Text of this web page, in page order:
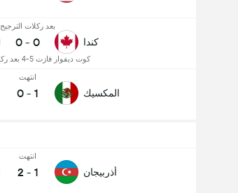
كندا
بعد ركلات الترجيح
0
-
0
كوت ديفوار فازت 5-4 بعد ركلات الترجيح
المكسيك
انتهت
1
-
0
أذربيجان
انتهت
1
-
2